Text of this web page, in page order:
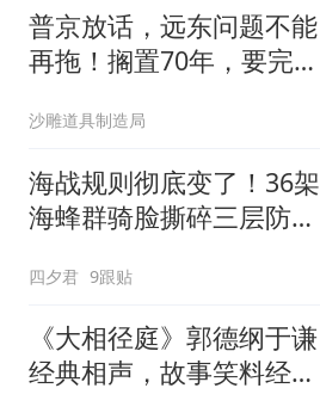
普京放话，远东问题不能
再拖！搁置70年，要完成
沙雕道具制造局
海战规则彻底变了！36架
海蜂群骑脸撕碎三层防空
四夕君 9跟贴
《大相径庭》郭德纲于谦
经典相声，故事笑料经典